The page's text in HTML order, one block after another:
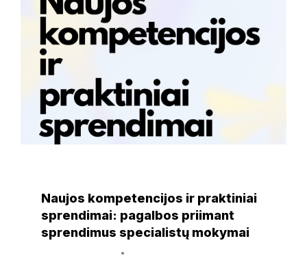
kompetencijos
praktiniai
sprendimai
Naujos kompetencijos ir praktiniai
sprendimai: pagalbos priimant
sprendimus specialistų mokymai